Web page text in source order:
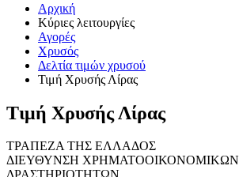
Αρχική
Κύριες λειτουργίες
Αγορές
Χρυσός
Δελτία τιμών χρυσού
Τιμή Χρυσής Λίρας
Τιμή Χρυσής Λίρας
ΤΡΑΠΕΖΑ ΤΗΣ ΕΛΛΑΔΟΣ
ΔΙΕΥΘΥΝΣΗ ΧΡΗΜΑΤΟΟΙΚΟΝΟΜΙΚΩΝ